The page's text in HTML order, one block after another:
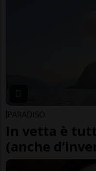
PARADISO
In vetta è
(anche